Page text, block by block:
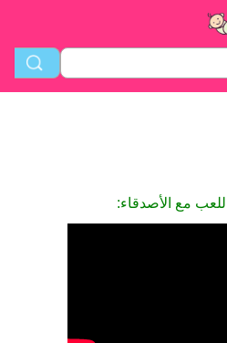
مع الأصدقاء: